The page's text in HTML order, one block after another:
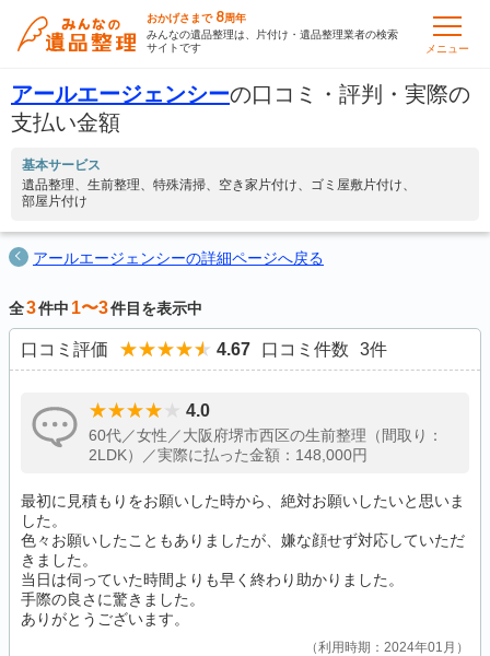
おかげさまで 8周年
みんなの遺品整理は、片付け・遺品整理業者の検索
サイトです
メニュー
アールエージェンシーの口コミ・評判・実際の
支払い金額
基本サービス
遺品整理
生前整理 特殊清掃 空き家片付け
ゴミ屋敷片付け
部屋片付け
アールエージェンシーの詳細ページへ戻る
全3件中 1〜3件目を表示中
口コミ評価 4.67 口コミ件数 3件
4.0
60代／女性／大阪府堺市西区の生前整理（間取り：
2LDK）／実際に払った金額：148,000円
最初に見積もりをお願いした時から、絶対お願いしたいと思いま
した。
色々お願いしたこともありましたが、嫌な顔せず対応していただ
きました。
当日は伺っていた時間よりも早く終わり助かりました。
手際の良さに驚きました。
ありがとうございます。
利用時期：2024年01月